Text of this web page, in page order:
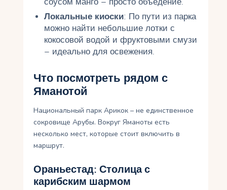
Локальные киоски: По пути из парка
можно найти небольшие лотки с
кокосовой водой и фруктовыми смузи
– идеально для освежения.
Что посмотреть рядом с
Яманотой
Национальный парк Арикок – не единственное
сокровище Арубы. Вокруг Яманоты есть
несколько мест, которые стоит включить в
маршрут.
Ораньестад: Столица с
карибским шармом